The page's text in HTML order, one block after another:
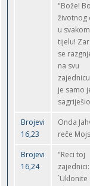
"Bože!
životnog
u
tijelu!
se
na svu
je samo
Brojevi
16,23
Onda
reče
Brojevi
16,24
"Reci toj
zajednici:
`Uklonite